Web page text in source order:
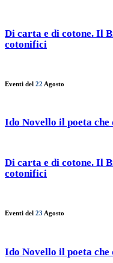
Di carta e di cotone. Il
cotonifici
Eventi del 22 Agosto
Ido Novello il poeta che
Di carta e di cotone. Il
cotonifici
Eventi del 23 Agosto
Ido Novello il poeta che